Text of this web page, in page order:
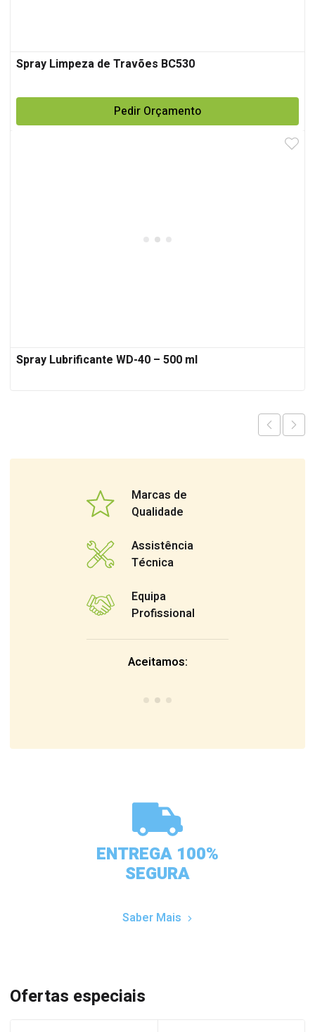
Spray Limpeza de Travões BC530
Pedir Orçamento
Spray Lubrificante WD-40 – 500 ml
Marcas de
Qualidade
Assistência
Técnica
Equipa
Profissional
Aceitamos:
ENTREGA 100%
SEGURA
Saber Mais
Ofertas especiais